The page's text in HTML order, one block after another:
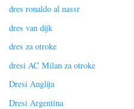
dres ronaldo al nassr
dres van dijk
dres za otroke
dresi AC Milan za otroke
Dresi Anglija
Dresi Argentina